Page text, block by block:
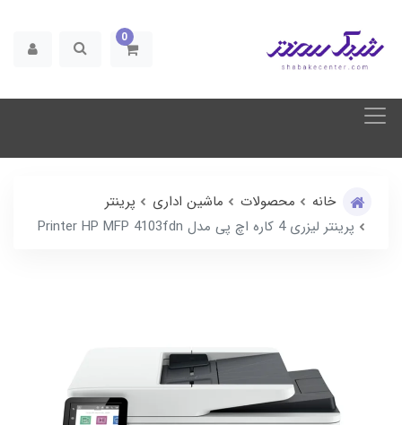
0
خانه محصولات ماشین اداری
پرینتر
پرینتر لیزری 4 کاره اچ پی مدل Printer HP MFP 4103fdn